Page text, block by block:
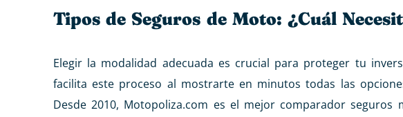
Tipos de Seguros de Moto: ¿Cuál
Elegir la modalidad adecuada es crucial para proteger tu
facilita este proceso al mostrarte en minutos todas las
Desde 2010, Motopoliza.com es el mejor comparador